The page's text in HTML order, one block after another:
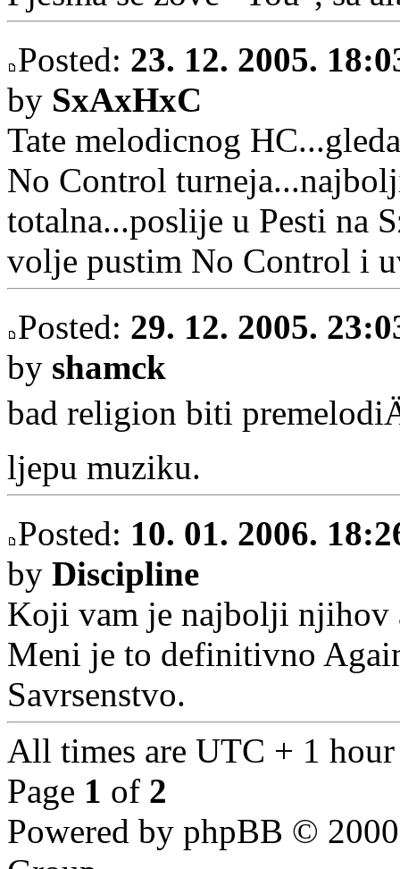
Posted: 23. 12. 2005.
by SxAxHxC
Tate melodicnog
No Control
totalna...poslije u Pesti na
volje pustim No Control i
Posted: 29. 12. 2005.
by shamck
bad religion biti
ljepu muziku.
Posted: 10. 01. 2006.
by Discipline
Koji vam je najbolji njihov
Meni je to definitivno
Savrsenstvo.
All times are UTC + 1
Page 1 of 2
Powered by phpBB ©